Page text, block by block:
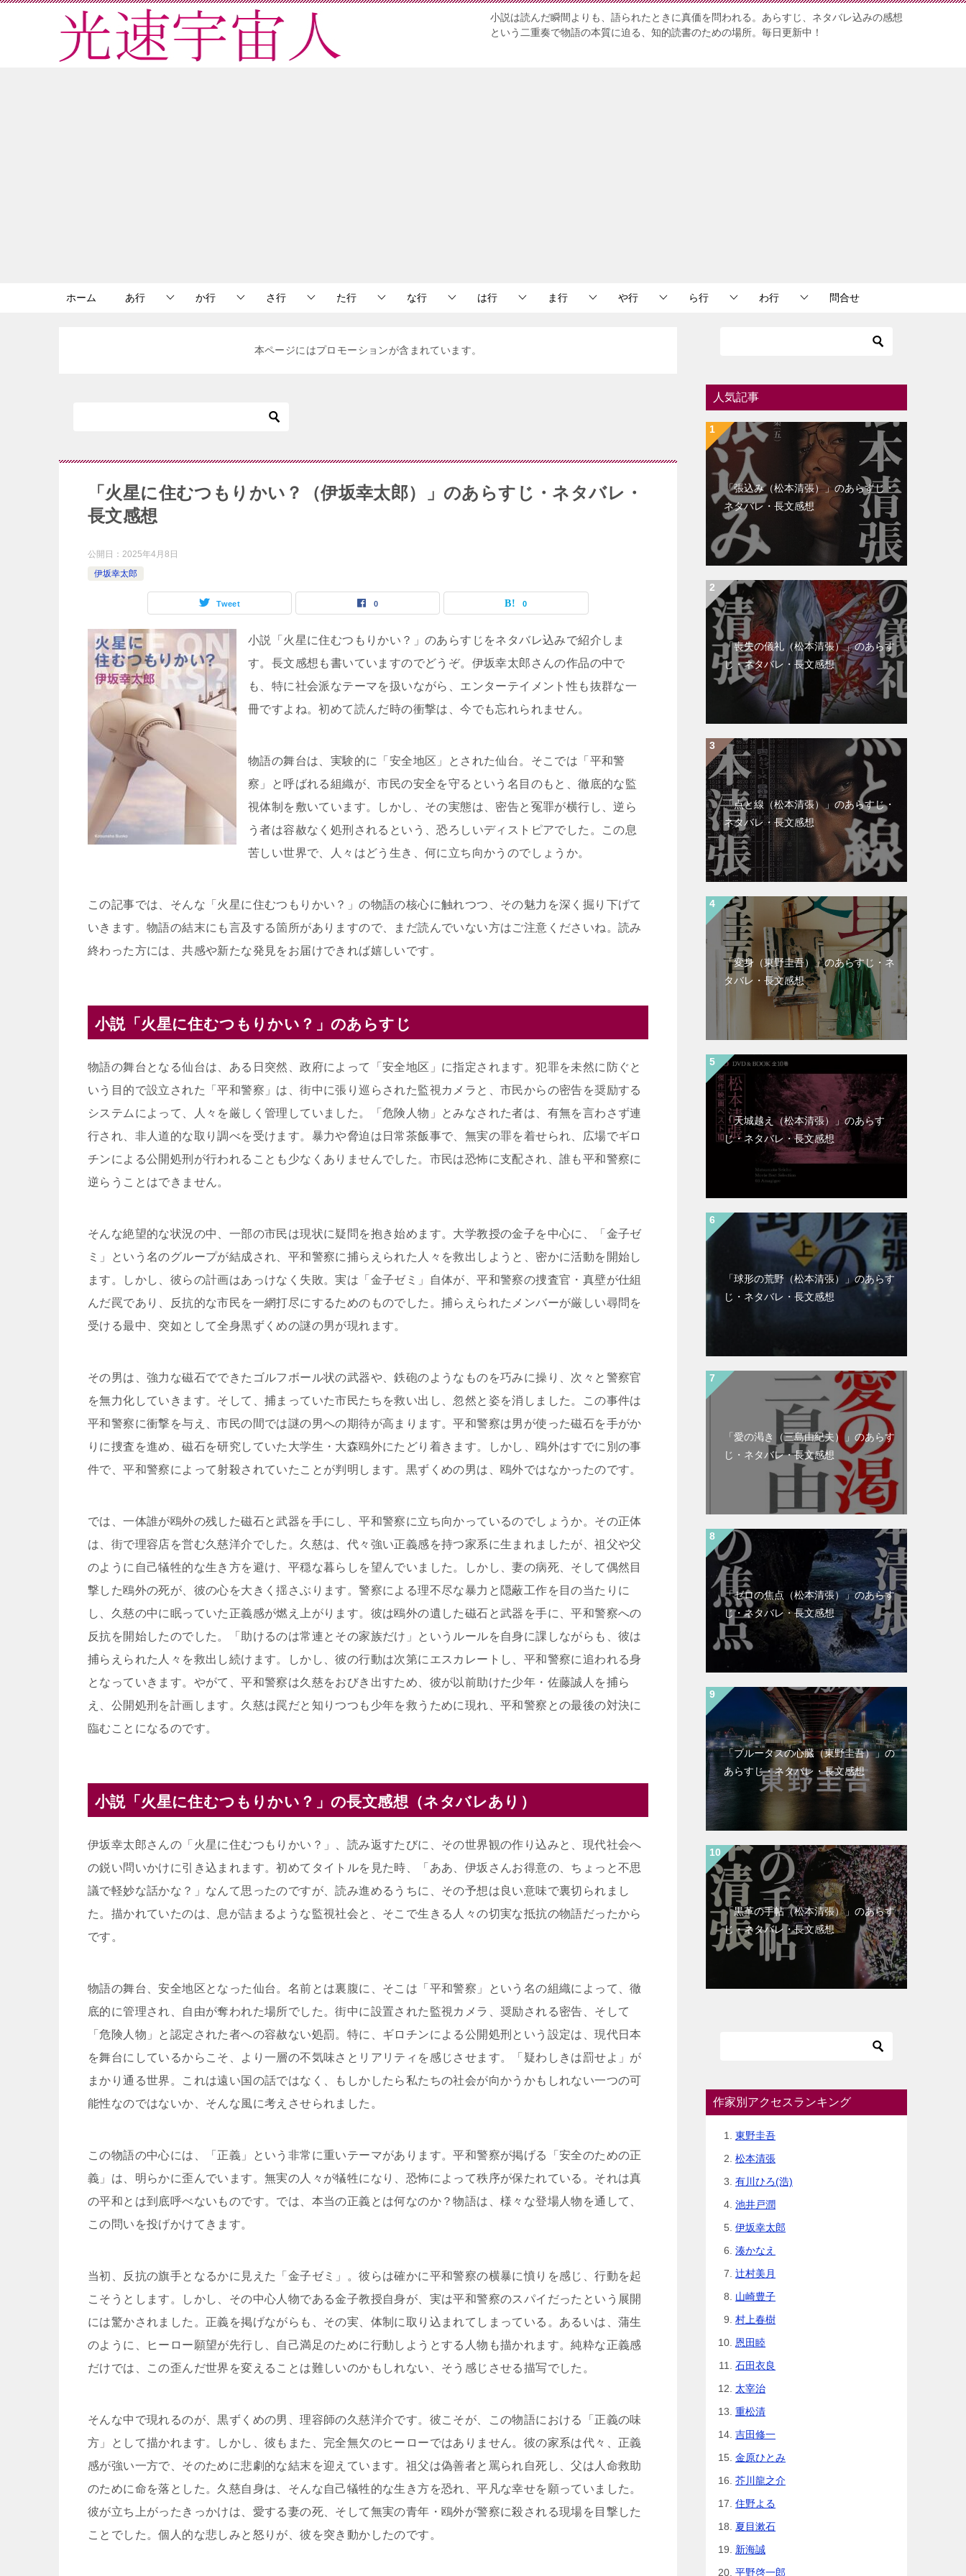
小説は読んだ瞬間よりも、語られたときに真価を問われる。あらすじ、ネタバレ込みの感想
という二重奏で物語の本質に迫る、知的読書のための場所。毎日更新中！
ホーム あ行 か行 さ行 た行 な行 は行 ま行 や行 ら行 わ行 問合せ
本ページにはプロモーションが含まれています。
「火星に住むつもりかい？（伊坂幸太郎）」のあらすじ・ネタバレ・
長文感想
公開日： 2025年4月8日
伊坂幸太郎
Tweet 0 0
小説「火星に住むつもりかい？」のあらすじをネタバレ込みで紹介しま
す。長文感想も書いていますのでどうぞ。伊坂幸太郎さんの作品の中で
も、特に社会派なテーマを扱いながら、エンターテイメント性も抜群な一
冊ですよね。初めて読んだ時の衝撃は、今でも忘れられません。
物語の舞台は、実験的に「安全地区」とされた仙台。そこでは「平和警
察」と呼ばれる組織が、市民の安全を守るという名目のもと、徹底的な監
視体制を敷いています。しかし、その実態は、密告と冤罪が横行し、逆ら
う者は容赦なく処刑されるという、恐ろしいディストピアでした。この息
苦しい世界で、人々はどう生き、何に立ち向かうのでしょうか。
この記事では、そんな「火星に住むつもりかい？」の物語の核心に触れつつ、その魅力を深く掘り下げて
いきます。物語の結末にも言及する箇所がありますので、まだ読んでいない方はご注意くださいね。読み
終わった方には、共感や新たな発見をお届けできれば嬉しいです。
小説「火星に住むつもりかい？」のあらすじ
物語の舞台となる仙台は、ある日突然、政府によって「安全地区」に指定されます。犯罪を未然に防ぐと
いう目的で設立された「平和警察」は、街中に張り巡らされた監視カメラと、市民からの密告を奨励する
システムによって、人々を厳しく管理していました。「危険人物」とみなされた者は、有無を言わさず連
行され、非人道的な取り調べを受けます。暴力や脅迫は日常茶飯事で、無実の罪を着せられ、広場でギロ
チンによる公開処刑が行われることも少なくありませんでした。市民は恐怖に支配され、誰も平和警察に
逆らうことはできません。
そんな絶望的な状況の中、一部の市民は現状に疑問を抱き始めます。大学教授の金子を中心に、「金子ゼ
ミ」という名のグループが結成され、平和警察に捕らえられた人々を救出しようと、密かに活動を開始し
ます。しかし、彼らの計画はあっけなく失敗。実は「金子ゼミ」自体が、平和警察の捜査官・真壁が仕組
んだ罠であり、反抗的な市民を一網打尽にするためのものでした。捕らえられたメンバーが厳しい尋問を
受ける最中、突如として全身黒ずくめの謎の男が現れます。
その男は、強力な磁石でできたゴルフボール状の武器や、鉄砲のようなものを巧みに操り、次々と警察官
を無力化していきます。そして、捕まっていた市民たちを救い出し、忽然と姿を消しました。この事件は
平和警察に衝撃を与え、市民の間では謎の男への期待が高まります。平和警察は男が使った磁石を手がか
りに捜査を進め、磁石を研究していた大学生・大森鴎外にたどり着きます。しかし、鴎外はすでに別の事
件で、平和警察によって射殺されていたことが判明します。黒ずくめの男は、鴎外ではなかったのです。
では、一体誰が鴎外の残した磁石と武器を手にし、平和警察に立ち向かっているのでしょうか。その正体
は、街で理容店を営む久慈洋介でした。久慈は、代々強い正義感を持つ家系に生まれましたが、祖父や父
のように自己犠牲的な生き方を避け、平穏な暮らしを望んでいました。しかし、妻の病死、そして偶然目
撃した鴎外の死が、彼の心を大きく揺さぶります。警察による理不尽な暴力と隠蔽工作を目の当たりに
し、久慈の中に眠っていた正義感が燃え上がります。彼は鴎外の遺した磁石と武器を手に、平和警察への
反抗を開始したのでした。「助けるのは常連とその家族だけ」というルールを自身に課しながらも、彼は
捕らえられた人々を救出し続けます。しかし、彼の行動は次第にエスカレートし、平和警察に追われる身
となっていきます。やがて、平和警察は久慈をおびき出すため、彼が以前助けた少年・佐藤誠人を捕ら
え、公開処刑を計画します。久慈は罠だと知りつつも少年を救うために現れ、平和警察との最後の対決に
臨むことになるのです。
小説「火星に住むつもりかい？」の長文感想（ネタバレあり）
伊坂幸太郎さんの「火星に住むつもりかい？」、読み返すたびに、その世界観の作り込みと、現代社会へ
の鋭い問いかけに引き込まれます。初めてタイトルを見た時、「ああ、伊坂さんお得意の、ちょっと不思
議で軽妙な話かな？」なんて思ったのですが、読み進めるうちに、その予想は良い意味で裏切られまし
た。描かれていたのは、息が詰まるような監視社会と、そこで生きる人々の切実な抵抗の物語だったから
です。
物語の舞台、安全地区となった仙台。名前とは裏腹に、そこは「平和警察」という名の組織によって、徹
底的に管理され、自由が奪われた場所でした。街中に設置された監視カメラ、奨励される密告、そして
「危険人物」と認定された者への容赦ない処罰。特に、ギロチンによる公開処刑という設定は、現代日本
を舞台にしているからこそ、より一層の不気味さとリアリティを感じさせます。「疑わしきは罰せよ」が
まかり通る世界。これは遠い国の話ではなく、もしかしたら私たちの社会が向かうかもしれない一つの可
能性なのではないか、そんな風に考えさせられました。
この物語の中心には、「正義」という非常に重いテーマがあります。平和警察が掲げる「安全のための正
義」は、明らかに歪んでいます。無実の人々が犠牲になり、恐怖によって秩序が保たれている。それは真
の平和とは到底呼べないものです。では、本当の正義とは何なのか？物語は、様々な登場人物を通して、
この問いを投げかけてきます。
当初、反抗の旗手となるかに見えた「金子ゼミ」。彼らは確かに平和警察の横暴に憤りを感じ、行動を起
こそうとします。しかし、その中心人物である金子教授自身が、実は平和警察のスパイだったという展開
には驚かされました。正義を掲げながらも、その実、体制に取り込まれてしまっている。あるいは、蒲生
のように、ヒーロー願望が先行し、自己満足のために行動しようとする人物も描かれます。純粋な正義感
だけでは、この歪んだ世界を変えることは難しいのかもしれない、そう感じさせる描写でした。
そんな中で現れるのが、黒ずくめの男、理容師の久慈洋介です。彼こそが、この物語における「正義の味
方」として描かれます。しかし、彼もまた、完全無欠のヒーローではありません。彼の家系は代々、正義
感が強い一方で、そのために悲劇的な結末を迎えています。祖父は偽善者と罵られ自死し、父は人命救助
のために命を落とした。久慈自身は、そんな自己犠牲的な生き方を恐れ、平凡な幸せを願っていました。
彼が立ち上がったきっかけは、愛する妻の死、そして無実の青年・鴎外が警察に殺される現場を目撃した
ことでした。個人的な悲しみと怒りが、彼を突き動かしたのです。
人気記事
「張込み（松本清張）」のあらすじ・
ネタバレ・長文感想
「喪失の儀礼（松本清張）」のあらす
じ・ネタバレ・長文感想
「点と線（松本清張）」のあらすじ・
ネタバレ・長文感想
「変身（東野圭吾）」のあらすじ・ネ
タバレ・長文感想
「天城越え（松本清張）」のあらす
じ・ネタバレ・長文感想
「球形の荒野（松本清張）」のあらす
じ・ネタバレ・長文感想
「愛の渇き（三島由紀夫）」のあらす
じ・ネタバレ・長文感想
「ゼロの焦点（松本清張）」のあらす
じ・ネタバレ・長文感想
「ブルータスの心臓（東野圭吾）」の
あらすじ・ネタバレ・長文感想
「黒革の手帖（松本清張）」のあらす
じ・ネタバレ・長文感想
作家別アクセスランキング
東野圭吾
松本清張
有川ひろ(浩)
池井戸潤
伊坂幸太郎
湊かなえ
辻村美月
山崎豊子
村上春樹
恩田睦
石田衣良
太宰治
重松清
吉田修一
金原ひとみ
芥川龍之介
住野よる
夏目漱石
新海誠
平野啓一郎